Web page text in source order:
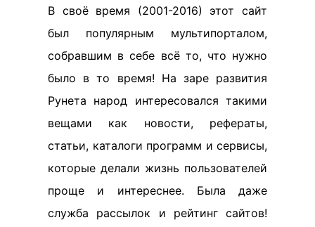
В своё время (2001-2016) этот сайт
был популярным мультипорталом,
собравшим в себе всё то, что нужно
было в то время! На заре развития
Рунета народ интересовался такими
вещами как новости, рефераты,
статьи, каталоги программ и сервисы,
которые делали жизнь пользователей
проще и интереснее. Была даже
служба рассылок и рейтинг сайтов!